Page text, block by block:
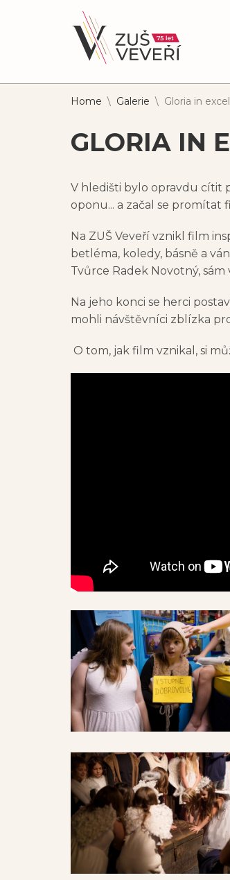
Home \ Galerie \ Gloria in
GLORIA IN
V hledišti bylo opravdu cítit
oponu... a začal se promítat
Na ZUŠ Veveří vznikl film
betléma, koledy, básně a
Tvůrce Radek Novotný,
Na jeho konci se herci
mohli návštěvníci zblízka
O tom, jak film vznikal, si